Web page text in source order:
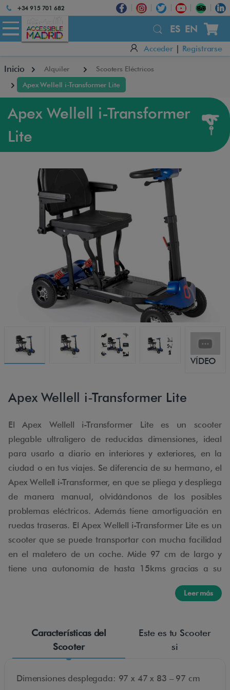
Atención:
Este
sitio
cuenta
un
sistema
accesibilidad.
+34 915 701 682
ES EN
Acceder Registrarse
Inicio Alquiler
Scooters Eléctricos
Apex Wellell i-Transformer Lite
Apex Wellell i-Transformer
Lite
VÍDEO
Apex Wellell i-Transformer Lite
El Apex Wellell i-Transformer Lite es un scooter
plegable ultraligero de reducidas dimensiones, ideal
para usarlo a diario en interiores y exteriores, en la
ciudad o en tus viajes. Se diferencia de su hermano, el
Apex Wellell i-Transformer, en que se pliega y despliega
de manera manual, olvidándonos de los posibles
problemas eléctricos. Además tiene amortiguación en
ruedas traseras. El Apex Wellell i-Transformer Lite es un
scooter que se puede transportar con mucha facilidad
en el maletero de un coche. Mide 97 cm de largo y
tiene una autonomía de hasta 15kms gracias a su
batería incorporada y aguanta hasta 110 kg de peso.
alquiler de scooter eléctrico de movilidad en Madrid
Leer más
Características del
Scooter
Este es tu Scooter
si
Dimensiones desplegada: 97 x 47 x 83 – 97 cm